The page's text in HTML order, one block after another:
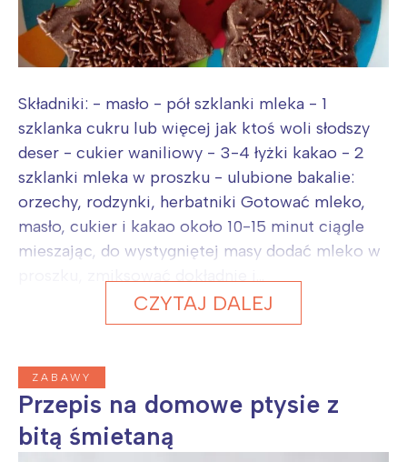
Składniki: - masło - pół szklanki mleka - 1
szklanka cukru lub więcej jak ktoś woli słodszy
deser - cukier waniliowy - 3-4 łyżki kakao - 2
szklanki mleka w proszku - ulubione bakalie:
orzechy, rodzynki, herbatniki Gotować mleko,
masło, cukier i kakao około 10-15 minut ciągle
mieszając, do wystygniętej masy dodać mleko w
CZYTAJ DALEJ
ZABAWY
Przepis na domowe ptysie z
bitą śmietaną